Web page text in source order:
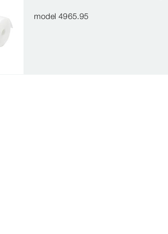
model 4965.95